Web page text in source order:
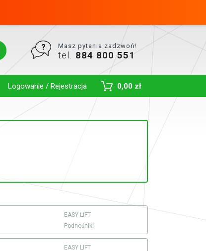
Masz pytania zadzwoń!
tel. 884 800 551
Logowanie / Rejestracja 0,00 zł
EASY LIFT
Podnośniki
EASY LIFT